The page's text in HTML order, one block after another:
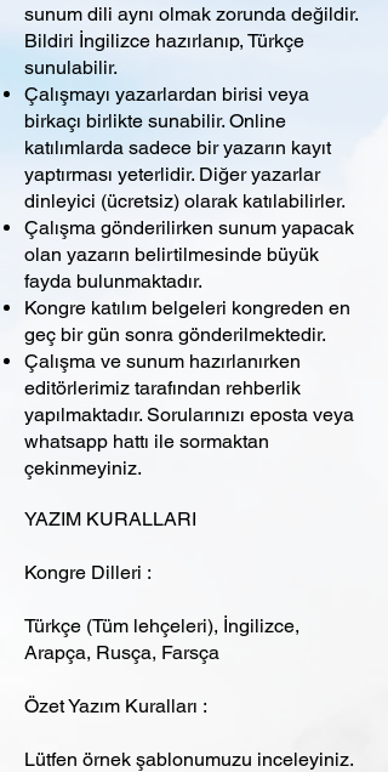
sunum dili aynı olmak zorunda değildir.
Bildiri İngilizce hazırlanıp, Türkçe
sunulabilir.
Çalışmayı yazarlardan birisi veya
birkaçı birlikte sunabilir. Online
katılımlarda sadece bir yazarın kayıt
yaptırması yeterlidir. Diğer yazarlar
dinleyici (ücretsiz) olarak katılabilirler.
Çalışma gönderilirken sunum yapacak
olan yazarın belirtilmesinde büyük
fayda bulunmaktadır.
Kongre katılım belgeleri kongreden en
geç bir gün sonra gönderilmektedir.
Çalışma ve sunum hazırlanırken
editörlerimiz tarafından rehberlik
yapılmaktadır. Sorularınızı eposta veya
whatsapp hattı ile sormaktan
çekinmeyiniz.
YAZIM KURALLARI
Kongre Dilleri :
Türkçe (Tüm lehçeleri), İngilizce,
Arapça, Rusça, Farsça
Özet Yazım Kuralları :
Lütfen örnek şablonumuzu inceleyiniz.